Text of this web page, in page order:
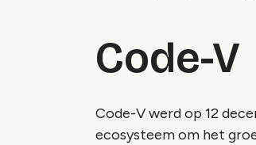
Code-V
Code-V werd op 12
ecosysteem om het